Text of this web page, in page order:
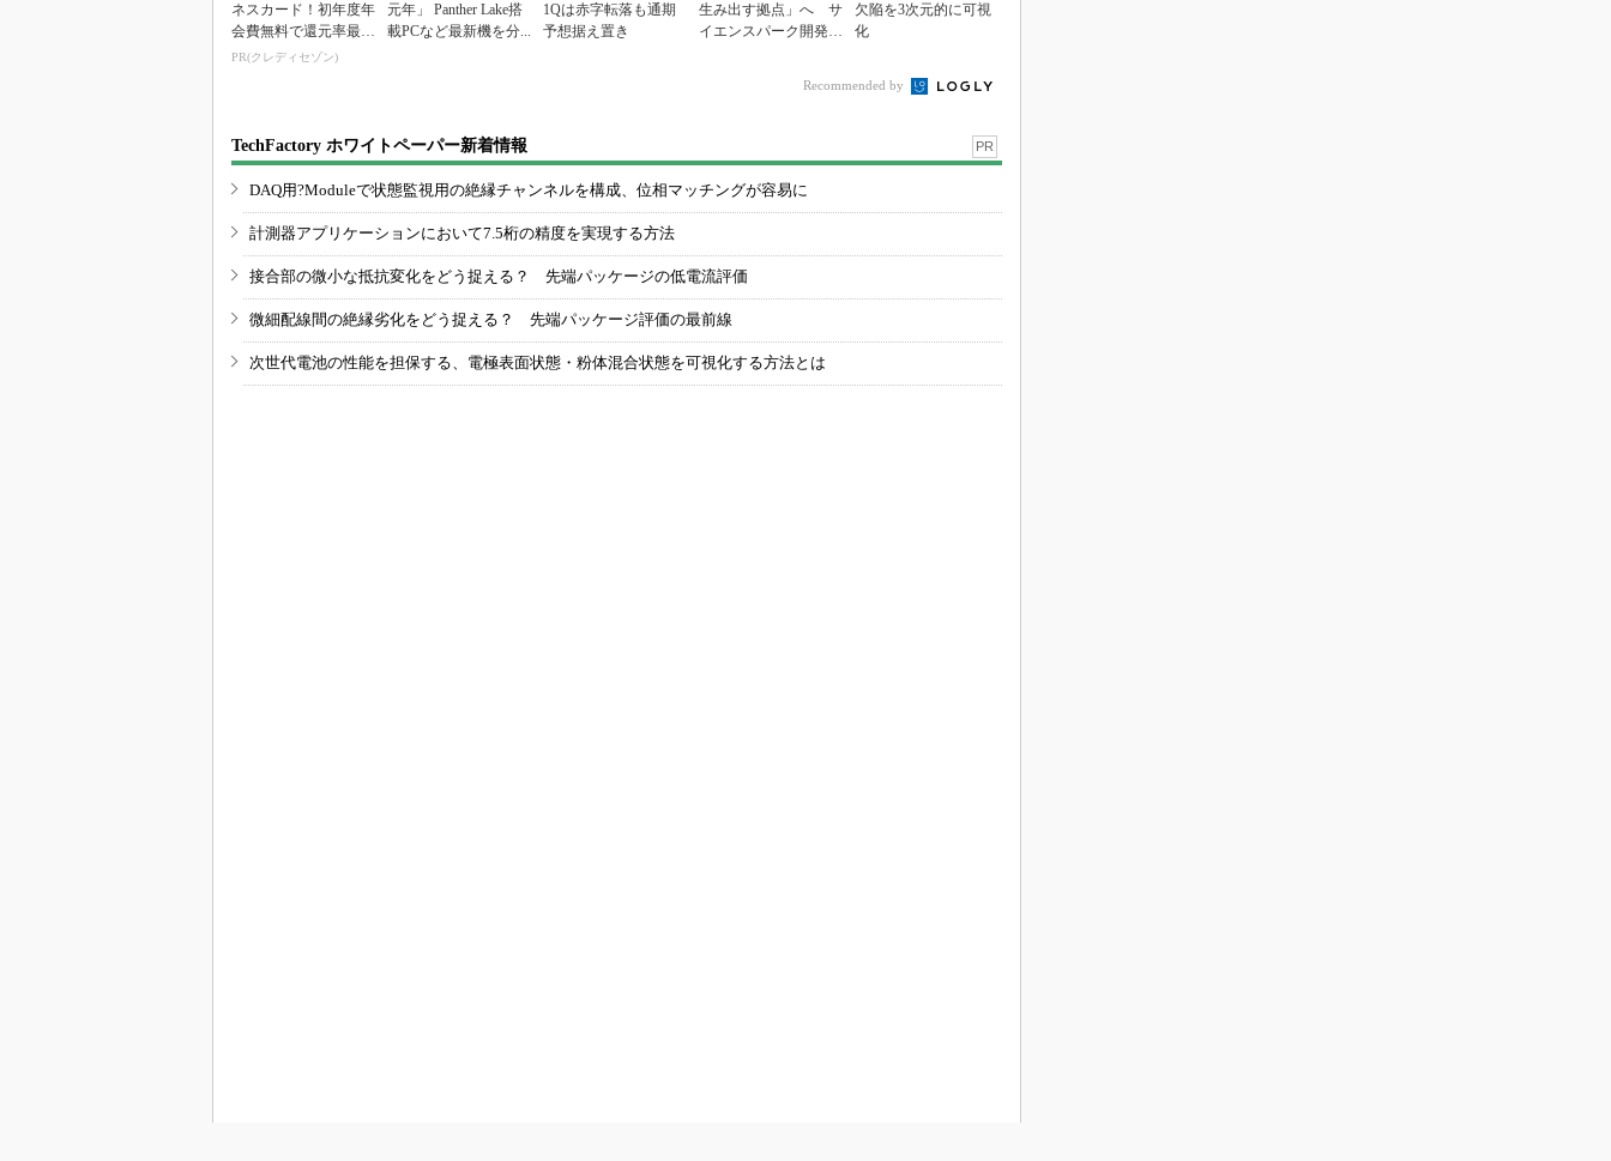
ネスカード！初年度年
会費無料で還元率最大
1.125%
PR(クレディセゾン)
元年」 Panther Lake搭
載PCなど最新機を分...
1Qは赤字転落も通期
予想据え置き
生み出す拠点」へ サ
イエンスパーク開発進
欠陥を3次元的に可視
化
Recommended by
TechFactory ホワイトペーパー新着情報 PR
DAQ用?Moduleで状態監視用の絶縁チャンネルを構成、位相マッチングが容易に
計測器アプリケーションにおいて7.5桁の精度を実現する方法
接合部の微小な抵抗変化をどう捉える？ 先端パッケージの低電流評価
微細配線間の絶縁劣化をどう捉える？ 先端パッケージ評価の最前線
次世代電池の性能を担保する、電極表面状態・粉体混合状態を可視化する方法とは